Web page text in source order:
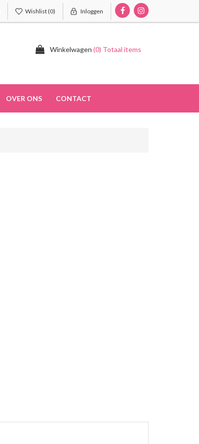
Wishlist(0) Inloggen
Winkelwagen (0) Totaal items
OVER ONS CONTACT